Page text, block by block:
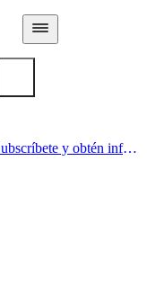
Acá comienza un estilo de vida saludable. Subscríbete y obtén información de primera mano